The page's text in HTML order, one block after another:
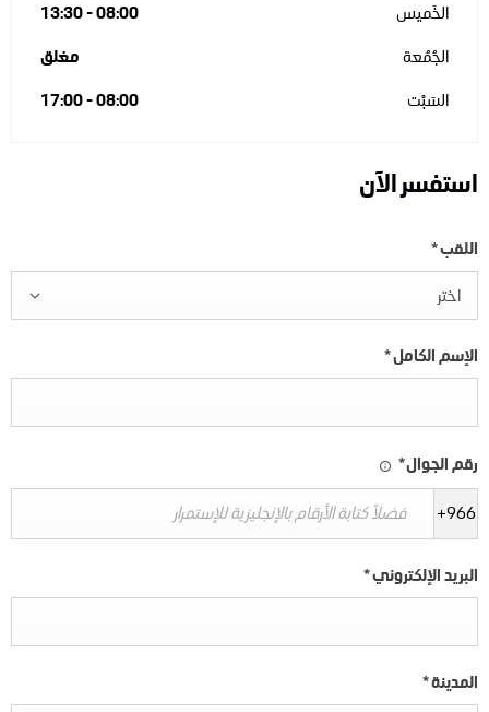
الخَميس
08:00
-
13:30
الجُمُعة
مغلق
السَبْت
08:00
-
17:00
استفسر الآن
اللقب*
اختر
الإسم الكامل*
رقم الجوال*
+966
البريد الإلكتروني*
المدينة*